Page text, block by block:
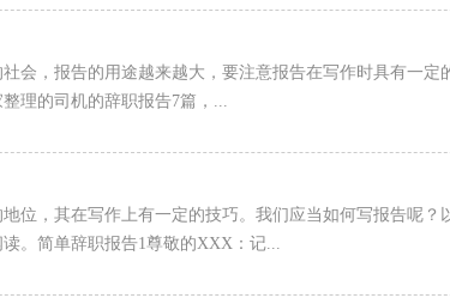
会，报告的用途越来越大，要注意报告在写作时具有一定
理的司机的辞职报告7篇，...
位，其在写作上有一定的技巧。我们应当如何写报告呢？
。简单辞职报告1尊敬的XXX：记...